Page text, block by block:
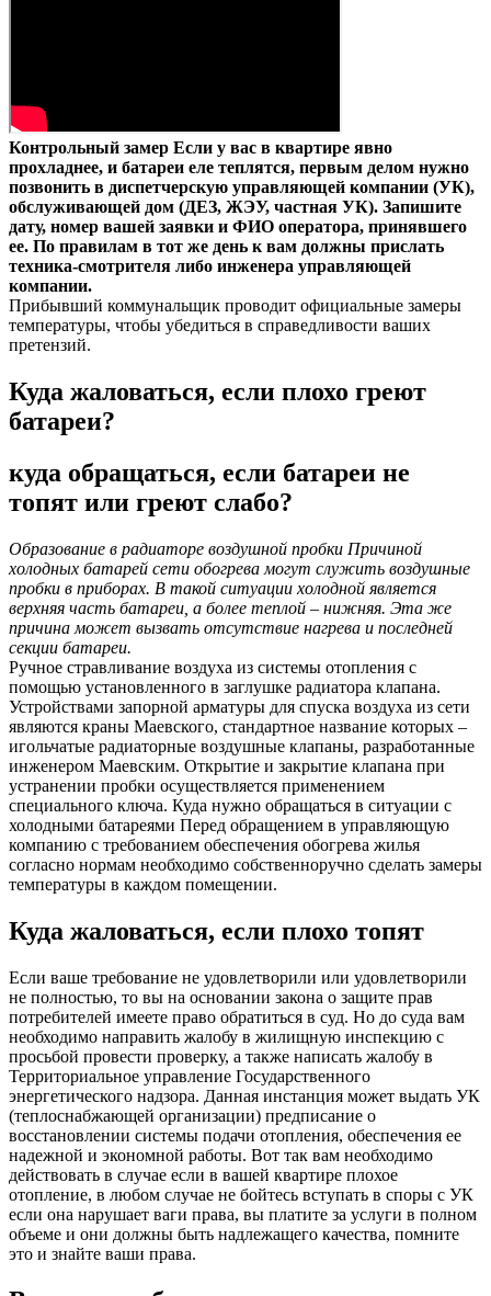
Контрольный замер Если у вас в квартире явно
прохладнее, и батареи еле теплятся, первым делом нужно
позвонить в диспетчерскую управляющей компании (УК),
обслуживающей дом (ДЕЗ, ЖЭУ, частная УК). Запишите
дату, номер вашей заявки и ФИО оператора, принявшего
ее. По правилам в тот же день к вам должны прислать
техника-смотрителя либо инженера управляющей
компании.
Прибывший коммунальщик проводит официальные замеры
температуры, чтобы убедиться в справедливости ваших
претензий.
Куда жаловаться, если плохо греют
батареи?
​куда обращаться, если батареи не
топят или греют слабо?
Образование в радиаторе воздушной пробки Причиной
холодных батарей сети обогрева могут служить воздушные
пробки в приборах. В такой ситуации холодной является
верхняя часть батареи, а более теплой – нижняя. Эта же
причина может вызвать отсутствие нагрева и последней
секции батареи.
Ручное стравливание воздуха из системы отопления с
помощью установленного в заглушке радиатора клапана.
Устройствами запорной арматуры для спуска воздуха из сети
являются краны Маевского, стандартное название которых –
игольчатые радиаторные воздушные клапаны, разработанные
инженером Маевским. Открытие и закрытие клапана при
устранении пробки осуществляется применением
специального ключа. Куда нужно обращаться в ситуации с
холодными батареями Перед обращением в управляющую
компанию с требованием обеспечения обогрева жилья
согласно нормам необходимо собственноручно сделать замеры
температуры в каждом помещении.
Куда жаловаться, если плохо топят
Если ваше требование не удовлетворили или удовлетворили
не полностью, то вы на основании закона о защите прав
потребителей имеете право обратиться в суд. Но до суда вам
необходимо направить жалобу в жилищную инспекцию с
просьбой провести проверку, а также написать жалобу в
Территориальное управление Государственного
энергетического надзора. Данная инстанция может выдать УК
(теплоснабжающей организации) предписание о
восстановлении системы подачи отопления, обеспечения ее
надежной и экономной работы. Вот так вам необходимо
действовать в случае если в вашей квартире плохое
отопление, в любом случае не бойтесь вступать в споры с УК
если она нарушает ваги права, вы платите за услуги в полном
объеме и они должны быть надлежащего качества, помните
это и знайте ваши права.